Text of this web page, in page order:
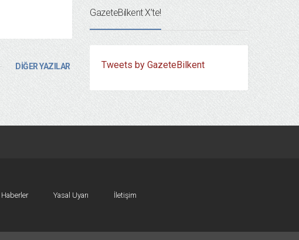
DİĞER YAZILAR
GazeteBilkent X’te!
Tweets by GazeteBilkent
Yasal Uyarı İletişim